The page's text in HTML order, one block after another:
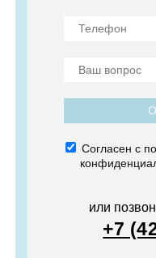
Согласен с
или
+7